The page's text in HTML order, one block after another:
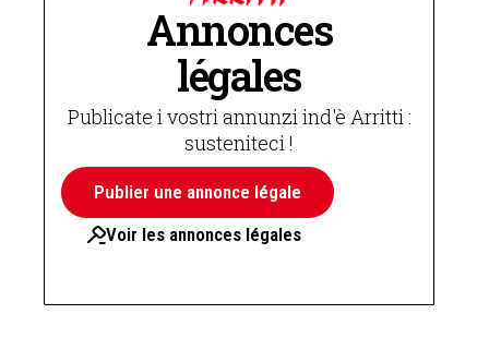
Annonces
légales
Publicate i vostri annunzi ind'è Arritti :
susteniteci !
Publier une annonce légale
Voir les annonces légales